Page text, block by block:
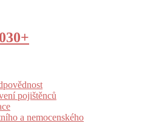
pojištěnců
a nemocenského